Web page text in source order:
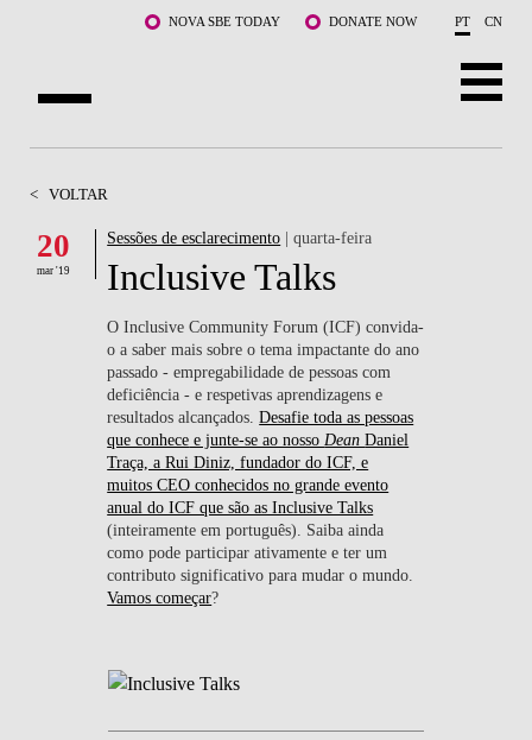
Saltar para o conteúdo principalNOVA SBE TODAY DONATE NOW PT CN
DOCENTES E INVESTIGAÇÃO
COMUNIDADE
LIFE AT NOVA SBE
WHAT'S HAPPENING
< VOLTAR
20
mar '19
Sessões de esclarecimento | quarta-feira
Inclusive Talks
O Inclusive Community Forum (ICF) convida-
o a saber mais sobre o tema impactante do ano
passado - empregabilidade de pessoas com
deficiência - e respetivas aprendizagens e
resultados alcançados.Desafie toda as pessoas
que conhece e junte-se ao nosso DeanDaniel
Traça, a Rui Diniz, fundador do ICF, e
muitos CEO conhecidos no grande evento
anual do ICF que são as Inclusive Talks
(inteiramente em português). Saiba ainda
como pode participar ativamente e ter um
contributo significativo para mudar o mundo.
Vamos começar?